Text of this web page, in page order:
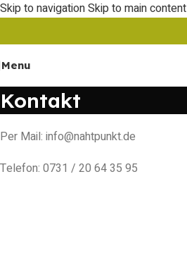
Skip to navigationSkip to main content
Menu
Kontakt
Per Mail: info@nahtpunkt.de
Telefon: 0731 / 20 64 35 95